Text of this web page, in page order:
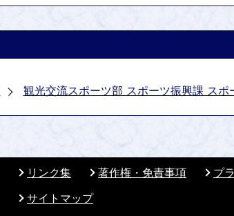
観光交流スポーツ部 スポーツ振興課 スポ
リンク集 著作権・免責事項
プ
サイトマップ